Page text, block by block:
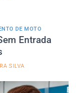
DE MOTO
Entrada
SILVA